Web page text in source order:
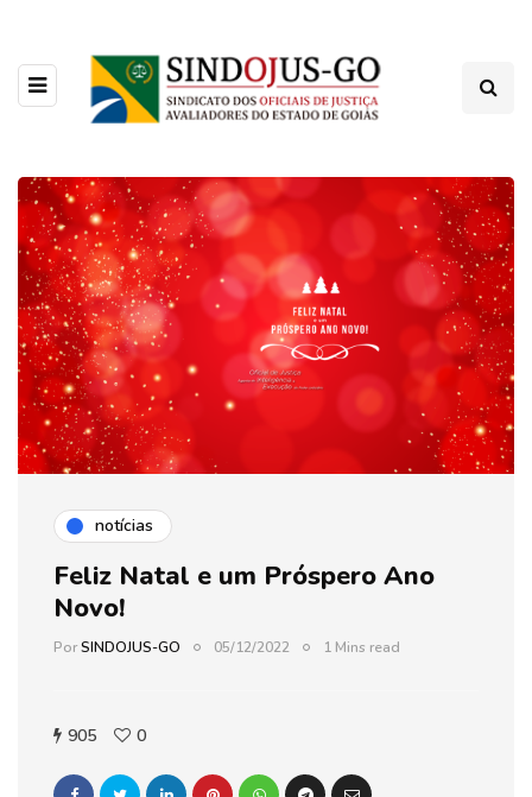
notícias
Feliz Natal e um Próspero Ano
Novo!
PorSINDOJUS-GO 05/12/2022 1 Mins read
905 0